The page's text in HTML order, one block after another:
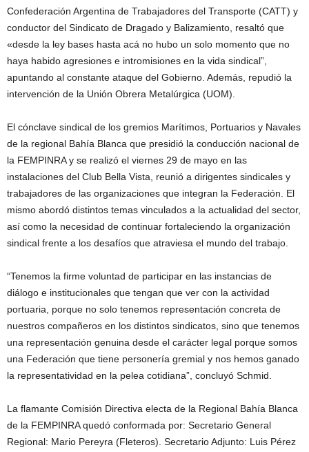
Confederación Argentina de Trabajadores del Transporte (CATT) y
conductor del Sindicato de Dragado y Balizamiento, resaltó que
«desde la ley bases hasta acá no hubo un solo momento que no
haya habido agresiones e intromisiones en la vida sindical”,
apuntando al constante ataque del Gobierno. Además, repudió la
intervención de la Unión Obrera Metalúrgica (UOM).
El cónclave sindical de los gremios Marítimos, Portuarios y Navales
de la regional Bahía Blanca que presidió la conducción nacional de
la FEMPINRA y se realizó el viernes 29 de mayo en las
instalaciones del Club Bella Vista, reunió a dirigentes sindicales y
trabajadores de las organizaciones que integran la Federación. El
mismo abordó distintos temas vinculados a la actualidad del sector,
así como la necesidad de continuar fortaleciendo la organización
sindical frente a los desafíos que atraviesa el mundo del trabajo.
“Tenemos la firme voluntad de participar en las instancias de
diálogo e institucionales que tengan que ver con la actividad
portuaria, porque no solo tenemos representación concreta de
nuestros compañeros en los distintos sindicatos, sino que tenemos
una representación genuina desde el carácter legal porque somos
una Federación que tiene personería gremial y nos hemos ganado
la representatividad en la pelea cotidiana”, concluyó Schmid.
La flamante Comisión Directiva electa de la Regional Bahía Blanca
de la FEMPINRA quedó conformada por: Secretario General
Regional: Mario Pereyra (Fleteros). Secretario Adjunto: Luis Pérez